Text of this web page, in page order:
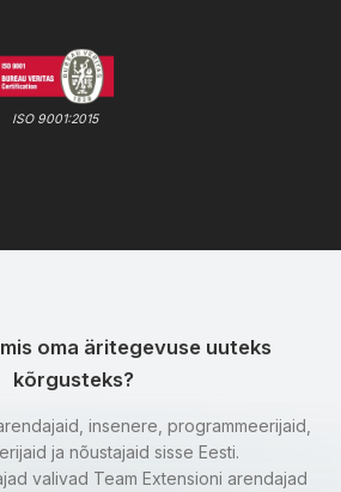
ISO 9001:2015
oma äritegevuse uuteks
kõrgusteks?
insenere, programmeerijaid,
ja nõustajaid sisse Eesti.
valivad Team Extensioni arendajad